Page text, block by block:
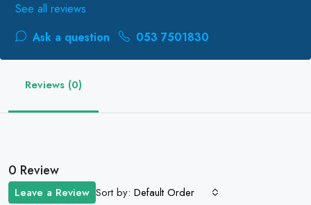
See all reviews
Ask a question
053 7501830
Reviews (0)
0 Review
Sort by: Default Order
Leave a Review